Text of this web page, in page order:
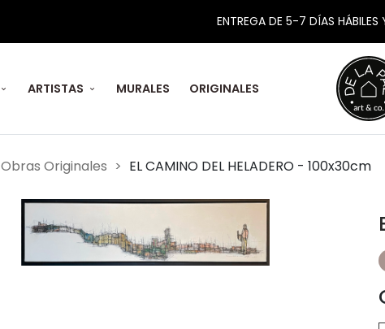
ENTREGA DE 5-7 DÍAS
ARTISTAS MURALES ORIGINALES
Obras Originales EL CAMINO DEL HELADERO - 100x30cm